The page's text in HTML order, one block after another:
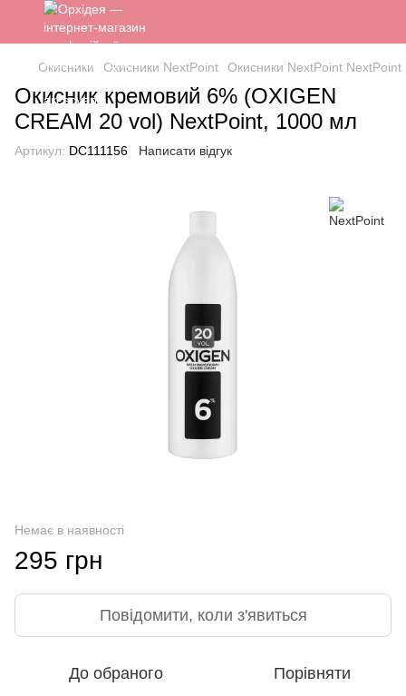
Окисники Окисники NextPoint Окисники NextPoint NextPoint
Окисник кремовий 6% (OXIGEN
CREAM 20 vol) NextPoint, 1000 мл
Артикул: DC111156 Написати відгук
Немає в наявності
295 грн
Повідомити, коли з'явиться
До обраного Порівняти